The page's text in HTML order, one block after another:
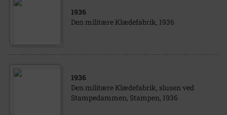
1936
Den militære Klædefabrik, 1936
1936
Den militære Klædefabrik, slusen ved
Stampedammen, Stampen, 1936